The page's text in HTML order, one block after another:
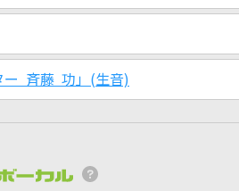
ー 斉藤 功」(生音)